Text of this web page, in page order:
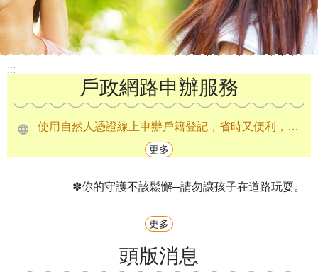
:::
戶政網路申辦服務
使用自然人憑證線上申辦戶籍登記，省時又便利，請多加利用！
更多
✽你的守護不該鬆懈─請勿讓孩子在道路玩耍。
更多
頭版消息